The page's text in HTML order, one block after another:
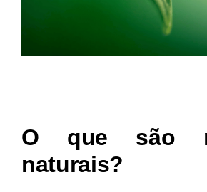
O que são
naturais?